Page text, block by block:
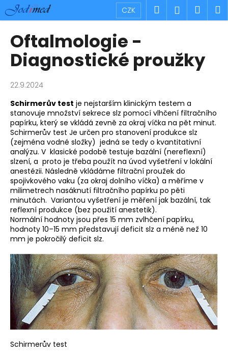
Přejít
na
obsah
CZK Hledat
Oftalmologie -
Diagnostické proužky
22.9.2024
Schirmerův test je nejstarším klinickým testem a
stanovuje množství sekrece slz pomocí vlhčení filtračního
papírku, který se vkládá zevně za okraj víčka na pět minut.
Schirmerův test Je určen pro stanovení produkce slz
(zejména vodné složky) jedná se tedy o kvantitativní
analýzu. V klasické podobě testuje bazální (nereflexní)
slzení, a proto je třeba použít na úvod vyšetření v lokální
anestézii. Následně vkládáme filtrační proužek do
spojivkového vaku (za okraj dolního víčka) a měříme v
milimetrech nasáknutí filtračního papírku po pěti
minutách. Variantou vyšetření je měření jak bazální, tak
reflexní produkce (bez použití anestetik).
Normální hodnoty jsou přes 15 mm zvlhčení papírku,
hodnoty 10–15 mm představují deficit slz a méně než 10
mm je pokročilý deficit slz.
Schirmerův test
K
o
C
o
p
t
ř
e
b
u
j
e
t
e
n
a
j
í
t
?